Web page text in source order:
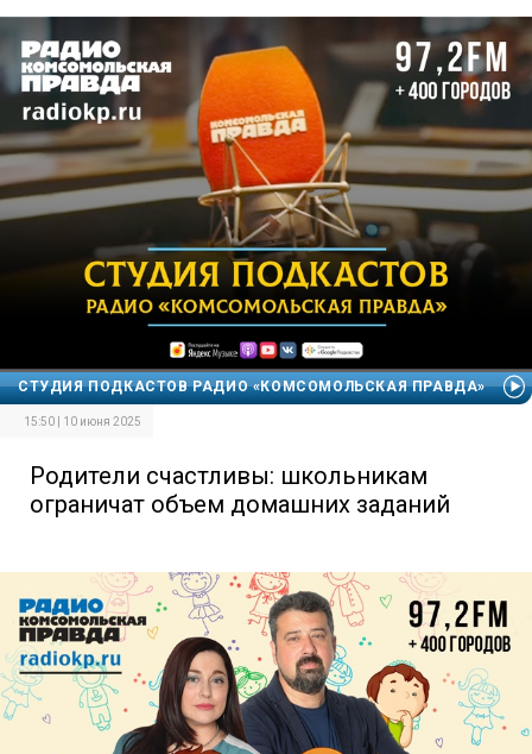
СТУДИЯ ПОДКАСТОВ РАДИО «КОМСОМОЛЬСКАЯ ПРАВДА»
15:50 | 10 июня 2025
Родители счастливы: школьникам
ограничат объем домашних заданий